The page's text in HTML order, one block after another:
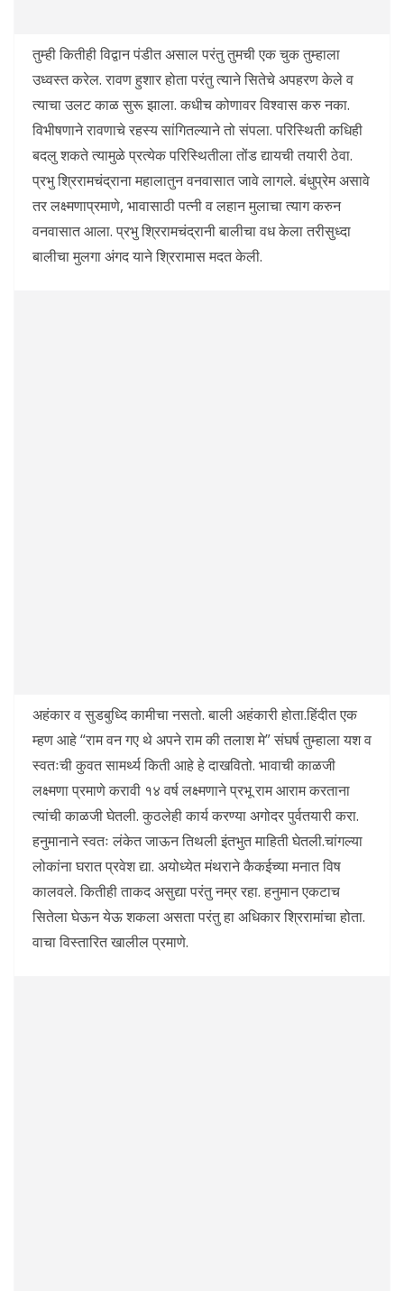
तुम्ही कितीही विद्वान पंडीत असाल परंतु तुमची एक चुक तुम्हाला
उध्वस्त करेल. रावण हुशार होता परंतु त्याने सितेचे अपहरण केले व
त्याचा उलट काळ सुरू झाला. कधीच कोणावर विश्वास करु नका.
विभीषणाने रावणाचे रहस्य सांगितल्याने तो संपला. परिस्थिती कधिही
बदलु शकते त्यामुळे प्रत्येक परिस्थितीला तोंड द्यायची तयारी ठेवा.
प्रभु श्रिरामचंद्राना महालातुन वनवासात जावे लागले. बंधुप्रेम असावे
तर लक्ष्मणाप्रमाणे, भावासाठी पत्नी व लहान मुलाचा त्याग करुन
वनवासात आला. प्रभु श्रिरामचंद्रानी बालीचा वध केला तरीसुध्दा
बालीचा मुलगा अंगद याने श्रिरामास मदत केली.
अहंकार व सुडबुध्दि कामीचा नसतो. बाली अहंकारी होता.हिंदीत एक
म्हण आहे “राम वन गए थे अपने राम की तलाश मे” संघर्ष तुम्हाला यश व
स्वतःची कुवत सामर्थ्य किती आहे हे दाखवितो. भावाची काळजी
लक्ष्मणा प्रमाणे करावी १४ वर्ष लक्ष्मणाने प्रभू राम आराम करताना
त्यांची काळजी घेतली. कुठलेही कार्य करण्या अगोदर पुर्वतयारी करा.
हनुमानाने स्वतः लंकेत जाऊन तिथली इंतभुत माहिती घेतली.चांगल्या
लोकांना घरात प्रवेश द्या. अयोध्येत मंथराने कैकईच्या मनात विष
कालवले. कितीही ताकद असुद्या परंतु नम्र रहा. हनुमान एकटाच
सितेला घेऊन येऊ शकला असता परंतु हा अधिकार श्रिरामांचा होता.
वाचा विस्तारित खालील प्रमाणे.